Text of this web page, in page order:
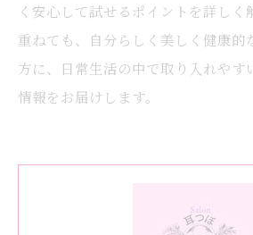
く安心して試せるポイントを詳しく
重ねても、自分らしく美しく健康的
方に、日常生活の中で取り入れやす
情報をお届けします。